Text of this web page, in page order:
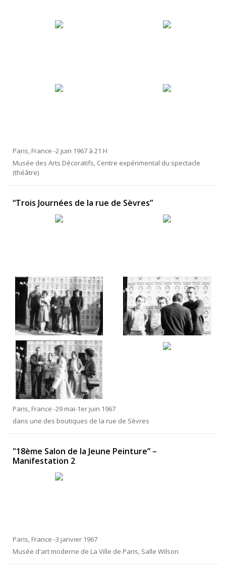
Paris, France -2 juin 1967 à 21 H
Musée des Arts Décoratifs, Centre expérimental du spectacle
(théâtre)
“Trois Journées de la rue de Sèvres”
Paris, France -29 mai-1er juin 1967
dans une des boutiques de la rue de Sèvres
"18ème Salon de la Jeune Peinture” –
Manifestation 2
Paris, France -3 janvier 1967
Musée d'art moderne de La Ville de Paris, Salle Wilson